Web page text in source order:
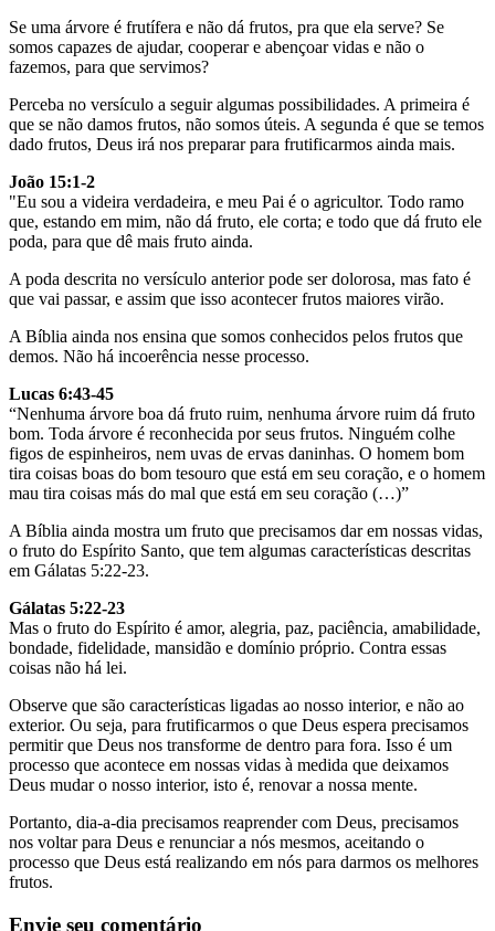
Se uma árvore é frutífera e não dá frutos, pra que ela serve? Se
somos capazes de ajudar, cooperar e abençoar vidas e não o
fazemos, para que servimos?
Perceba no versículo a seguir algumas possibilidades. A primeira é
que se não damos frutos, não somos úteis. A segunda é que se temos
dado frutos, Deus irá nos preparar para frutificarmos ainda mais.
João 15:1-2
"Eu sou a videira verdadeira, e meu Pai é o agricultor. Todo ramo
que, estando em mim, não dá fruto, ele corta; e todo que dá fruto ele
poda, para que dê mais fruto ainda.
A poda descrita no versículo anterior pode ser dolorosa, mas fato é
que vai passar, e assim que isso acontecer frutos maiores virão.
A Bíblia ainda nos ensina que somos conhecidos pelos frutos que
demos. Não há incoerência nesse processo.
Lucas 6:43-45
“Nenhuma árvore boa dá fruto ruim, nenhuma árvore ruim dá fruto
bom. Toda árvore é reconhecida por seus frutos. Ninguém colhe
figos de espinheiros, nem uvas de ervas daninhas. O homem bom
tira coisas boas do bom tesouro que está em seu coração, e o homem
mau tira coisas más do mal que está em seu coração (…)”
A Bíblia ainda mostra um fruto que precisamos dar em nossas vidas,
o fruto do Espírito Santo, que tem algumas características descritas
em Gálatas 5:22-23.
Gálatas 5:22-23
Mas o fruto do Espírito é amor, alegria, paz, paciência, amabilidade,
bondade, fidelidade, mansidão e domínio próprio. Contra essas
coisas não há lei.
Observe que são características ligadas ao nosso interior, e não ao
exterior. Ou seja, para frutificarmos o que Deus espera precisamos
permitir que Deus nos transforme de dentro para fora. Isso é um
processo que acontece em nossas vidas à medida que deixamos
Deus mudar o nosso interior, isto é, renovar a nossa mente.
Portanto, dia-a-dia precisamos reaprender com Deus, precisamos
nos voltar para Deus e renunciar a nós mesmos, aceitando o
processo que Deus está realizando em nós para darmos os melhores
frutos.
Envie seu comentário